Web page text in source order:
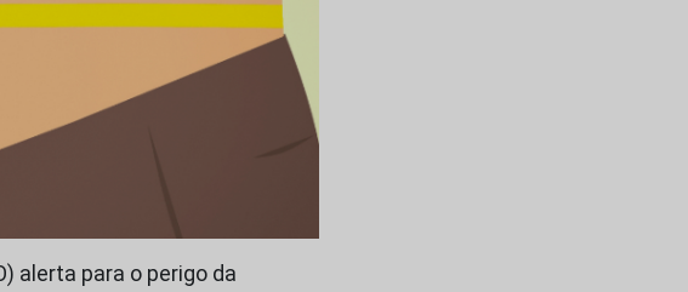
alerta para o perigo da